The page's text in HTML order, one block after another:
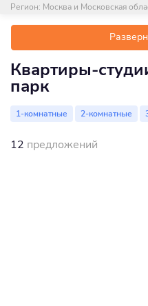
Регион: Москва и Московская
Квартиры-
парк
1-комнатные 2-комнатные
12 предложений